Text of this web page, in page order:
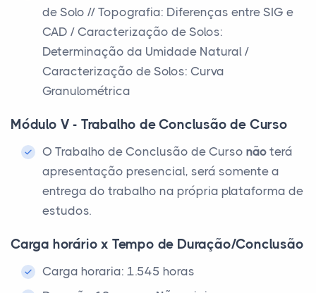
de Solo // Topografia: Diferenças entre SIG e
CAD / Caracterização de Solos:
Determinação da Umidade Natural /
Caracterização de Solos: Curva
Granulométrica
Módulo V - Trabalho de Conclusão de Curso
O Trabalho de Conclusão de Curso não terá
apresentação presencial, será somente a
entrega do trabalho na própria plataforma de
estudos.
Carga horário x Tempo de Duração/Conclusão
Carga horaria: 1.545 horas